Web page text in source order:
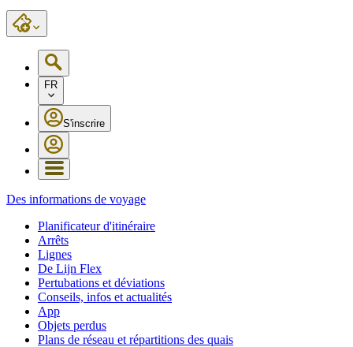
FR
S'inscrire
Des informations de voyage
Planificateur d'itinéraire
Arrêts
Lignes
De Lijn Flex
Pertubations et déviations
Conseils, infos et actualités
App
Objets perdus
Plans de réseau et répartitions des quais